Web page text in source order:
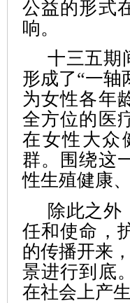
公益的形式
响。
十三五期
形成了“一轴
为女性各年
全方位的医
在女性大众
群。围绕这
性生殖健康
除此之外
任和使命，
的传播开来
景进行到底
在社会上产